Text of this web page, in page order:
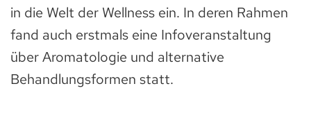
in die Welt der Wellness ein. In deren Rahmen
fand auch erstmals eine Infoveranstaltung
über Aromatologie und alternative
Behandlungsformen statt.